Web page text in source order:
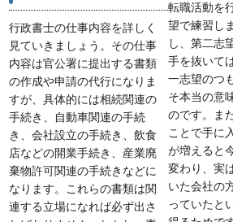
行政書士の仕事内容を詳しく
見ていきましょう。その仕事
内容は官公署に提出する書類
の作成や申請の代行になりま
すが、具体的には相続関連の
手続き、自動車関連の手続
き、会社設立の手続き、飲食
店などの開業手続き、産業廃
棄物許可関連の手続きなどに
なります。これらの書類は関
連する立場になれば必ず出さ
転職活動を
望で練習し
し、第二志
手を抜いて
一志望のつ
そ本当の意
のです。ま
ことで手に
が増えると
変わり、実
いた会社の
っていたと